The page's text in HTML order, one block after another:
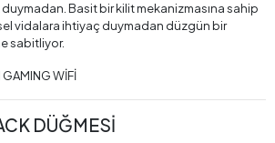
Basit bir kilit mekanizmasına sahip
vidalara ihtiyaç duymadan düzgün bir
sabitliyor.
DÜĞMESİ